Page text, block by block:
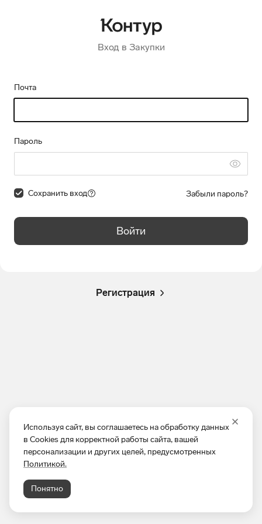
Используя сайт, вы соглашаетесь на обработку данных
в Cookies для корректной работы сайта, вашей
персонализации и других целей, предусмотренных
Политикой.
Понятно
Вход в Закупки
Почта
Пароль
Сохранить вход Забыли пароль?
Войти
Регистрация